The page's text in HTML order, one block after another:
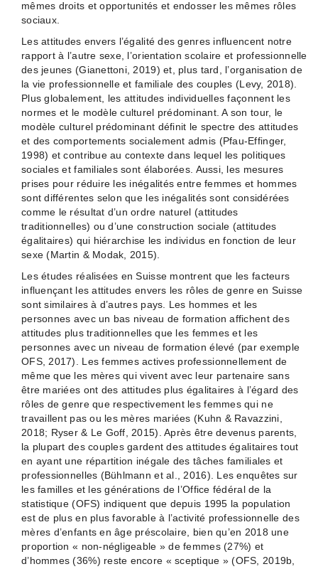
mêmes droits et opportunités et endosser les mêmes rôles
sociaux.
Les attitudes envers l’égalité des genres influencent notre
rapport à l’autre sexe, l’orientation scolaire et professionnelle
des jeunes (Gianettoni, 2019) et, plus tard, l’organisation de
la vie professionnelle et familiale des couples (Levy, 2018).
Plus globalement, les attitudes individuelles façonnent les
normes et le modèle culturel prédominant. A son tour, le
modèle culturel prédominant définit le spectre des attitudes
et des comportements socialement admis (Pfau‐Effinger,
1998) et contribue au contexte dans lequel les politiques
sociales et familiales sont élaborées. Aussi, les mesures
prises pour réduire les inégalités entre femmes et hommes
sont différentes selon que les inégalités sont considérées
comme le résultat d’un ordre naturel (attitudes
traditionnelles) ou d’une construction sociale (attitudes
égalitaires) qui hiérarchise les individus en fonction de leur
sexe (Martin & Modak, 2015).
Les études réalisées en Suisse montrent que les facteurs
influençant les attitudes envers les rôles de genre en Suisse
sont similaires à d’autres pays. Les hommes et les
personnes avec un bas niveau de formation affichent des
attitudes plus traditionnelles que les femmes et les
personnes avec un niveau de formation élevé (par exemple
OFS, 2017). Les femmes actives professionnellement de
même que les mères qui vivent avec leur partenaire sans
être mariées ont des attitudes plus égalitaires à l’égard des
rôles de genre que respectivement les femmes qui ne
travaillent pas ou les mères mariées (Kuhn & Ravazzini,
2018; Ryser & Le Goff, 2015). Après être devenus parents,
la plupart des couples gardent des attitudes égalitaires tout
en ayant une répartition inégale des tâches familiales et
professionnelles (Bühlmann et al., 2016). Les enquêtes sur
les familles et les générations de l’Office fédéral de la
statistique (OFS) indiquent que depuis 1995 la population
est de plus en plus favorable à l’activité professionnelle des
mères d’enfants en âge préscolaire, bien qu’en 2018 une
proportion « non-négligeable » de femmes (27%) et
d’hommes (36%) reste encore « sceptique » (OFS, 2019b,